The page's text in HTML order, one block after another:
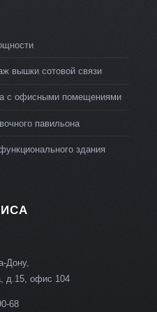
вышки сотовой связи
с офисными помещениями
павильона
здания
Дону,
д.15, офис 104
68